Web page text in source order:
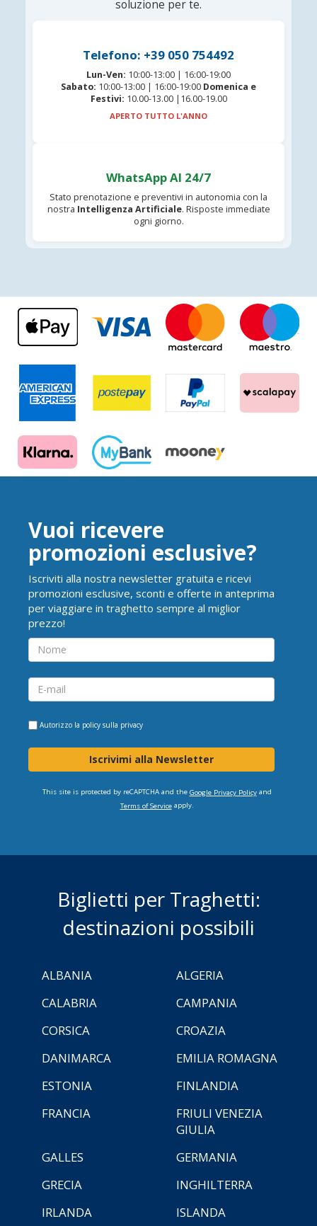
soluzione per te.
Telefono: +39 050 754492
Lun-Ven: 10:00-13:00 | 16:00-19:00
Sabato: 10:00-13:00 | 16:00-19:00 Domenica e
Festivi: 10.00-13.00 |16.00-19.00
APERTO TUTTO L'ANNO
WhatsApp AI 24/7
Stato prenotazione e preventivi in autonomia con la
nostra Intelligenza Artificiale. Risposte immediate
ogni giorno.
Vuoi ricevere
promozioni esclusive?
Iscriviti alla nostra newsletter gratuita e ricevi
promozioni esclusive, sconti e offerte in anteprima
per viaggiare in traghetto sempre al miglior
prezzo!
Autorizzo la policy sulla privacy
Iscrivimi alla Newsletter
This site is protected by reCAPTCHA and the Google Privacy Policyand
Terms of Serviceapply.
Biglietti per Traghetti:
destinazioni possibili
ALBANIA
ALGERIA
CALABRIA
CAMPANIA
CORSICA
CROAZIA
DANIMARCA
EMILIA ROMAGNA
ESTONIA
FINLANDIA
FRANCIA
FRIULI VENEZIA
GIULIA
GALLES
GERMANIA
GRECIA
INGHILTERRA
IRLANDA
ISLANDA